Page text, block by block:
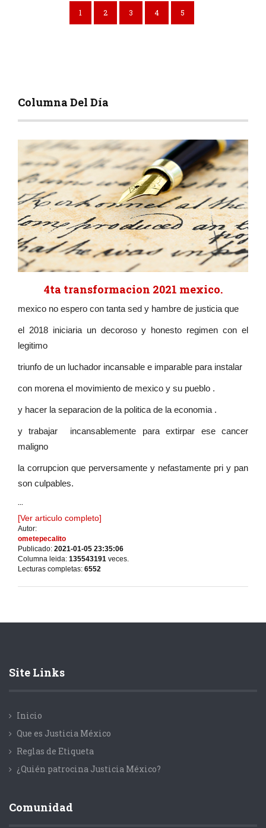
1 2 3 4 5
Columna Del Día
4ta transformacion 2021 mexico.
mexico no espero con tanta sed y hambre de justicia que
el 2018 iniciaria un decoroso y honesto regimen con el
legitimo
triunfo de un luchador incansable e imparable para instalar
con morena el movimiento de mexico y su pueblo .
y hacer la separacion de la politica de la economia .
y trabajar incansablemente para extirpar ese cancer
maligno
la corrupcion que perversamente y nefastamente pri y pan
son culpables.
...
[Ver articulo completo]
Autor:
ometepecalito
Publicado: 2021-01-05 23:35:06
Columna leida: 135543191 veces.
Lecturas completas: 6552
Site Links
Inicio
Que es Justicia México
Reglas de Etiqueta
¿Quién patrocina Justicia México?
Comunidad